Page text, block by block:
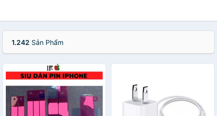
1.242 Sản Phẩm